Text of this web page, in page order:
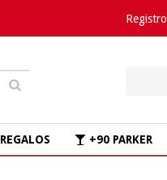
Registro
REGALOS +90 PARKER